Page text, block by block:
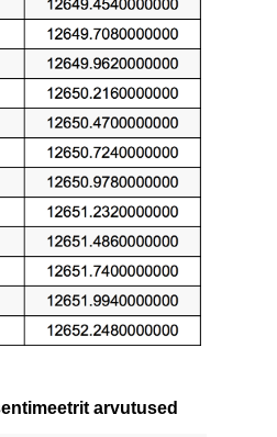
arvutused